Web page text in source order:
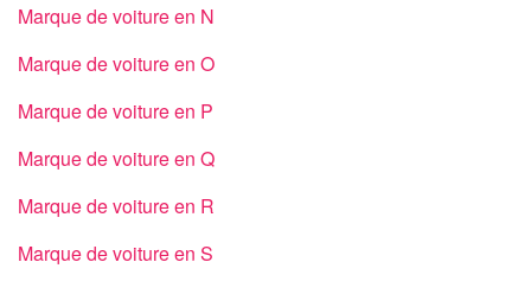
Marque de voiture en N
Marque de voiture en O
Marque de voiture en P
Marque de voiture en Q
Marque de voiture en R
Marque de voiture en S